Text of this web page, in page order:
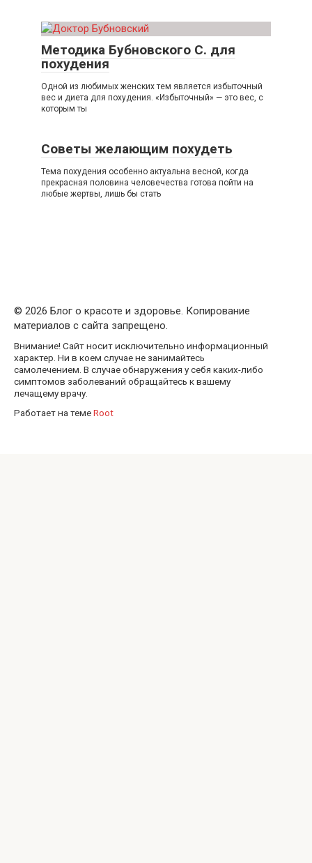
Методика Бубновского С. для
похудения
Одной из любимых женских тем является избыточный
вес и диета для похудения. «Избыточный» — это вес, с
которым ты
Советы желающим похудеть
Тема похудения особенно актуальна весной, когда
прекрасная половина человечества готова пойти на
любые жертвы, лишь бы стать
© 2026 Блог о красоте и здоровье. Копирование
материалов с сайта запрещено.
Внимание! Сайт носит исключительно информационный
характер. Ни в коем случае не занимайтесь
самолечением. В случае обнаружения у себя каких-либо
симптомов заболеваний обращайтесь к вашему
лечащему врачу.
Работает на темеRoot